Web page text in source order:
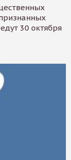
30 октября